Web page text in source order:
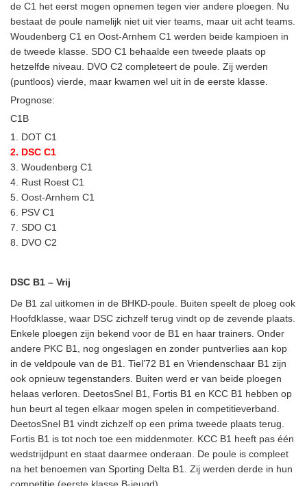
de C1 het eerst mogen opnemen tegen vier andere ploegen. Nu
bestaat de poule namelijk niet uit vier teams, maar uit acht teams.
Woudenberg C1 en Oost-Arnhem C1 werden beide kampioen in
de tweede klasse. SDO C1 behaalde een tweede plaats op
hetzelfde niveau. DVO C2 completeert de poule. Zij werden
(puntloos) vierde, maar kwamen wel uit in de eerste klasse.
Prognose:
C1B
1. DOT C1
2. DSC C1
3. Woudenberg C1
4. Rust Roest C1
5. Oost-Arnhem C1
6. PSV C1
7. SDO C1
8. DVO C2
DSC B1 – Vrij
De B1 zal uitkomen in de BHKD-poule. Buiten speelt de ploeg ook
Hoofdklasse, waar DSC zichzelf terug vindt op de zevende plaats.
Enkele ploegen zijn bekend voor de B1 en haar trainers. Onder
andere PKC B1, nog ongeslagen en zonder puntverlies aan kop
in de veldpoule van de B1. Tiel’72 B1 en Vriendenschaar B1 zijn
ook opnieuw tegenstanders. Buiten werd er van beide ploegen
helaas verloren. DeetosSnel B1, Fortis B1 en KCC B1 hebben op
hun beurt al tegen elkaar mogen spelen in competitieverband.
DeetosSnel B1 vindt zichzelf op een prima tweede plaats terug.
Fortis B1 is tot noch toe een middenmoter. KCC B1 heeft pas één
wedstrijdpunt en staat daarmee onderaan. De poule is compleet
na het benoemen van Sporting Delta B1. Zij werden derde in hun